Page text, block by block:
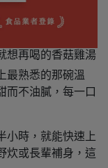
想再喝的香菇雞湯
最熟悉的那碗溫
而不油膩，每一口
小時，就能快速上
炊或長輩補身，這